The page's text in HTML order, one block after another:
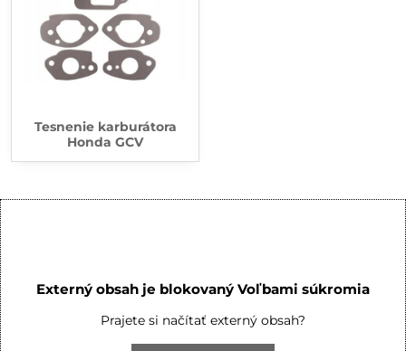
Tesnenie karburátora
Honda GCV
Externý obsah je blokovaný Voľbami súkromia
Prajete si načítať externý obsah?